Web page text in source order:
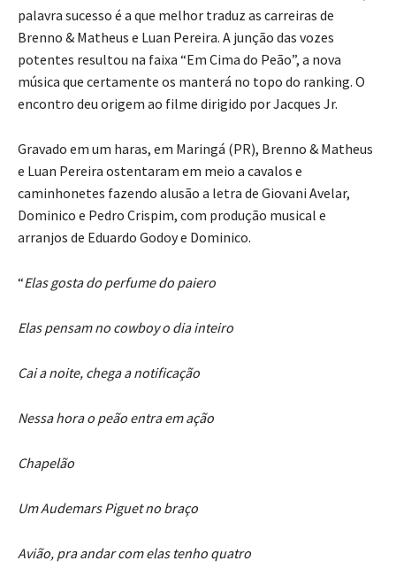
palavra sucesso é a que melhor traduz as carreiras de
Brenno & Matheus e Luan Pereira. A junção das vozes
potentes resultou na faixa “Em Cima do Peão”, a nova
música que certamente os manterá no topo do ranking. O
encontro deu origem ao filme dirigido por Jacques Jr.
Gravado em um haras, em Maringá (PR), Brenno & Matheus
e Luan Pereira ostentaram em meio a cavalos e
caminhonetes fazendo alusão a letra de Giovani Avelar,
Dominico e Pedro Crispim, com produção musical e
arranjos de Eduardo Godoy e Dominico.
“Elas gosta do perfume do paiero
Elas pensam no cowboy o dia inteiro
Cai a noite, chega a notificação
Nessa hora o peão entra em ação
Chapelão
Um Audemars Piguet no braço
Avião, pra andar com elas tenho quatro